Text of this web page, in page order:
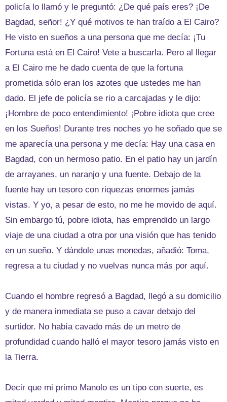
policía lo llamó y le preguntó: ¿De qué país eres? ¡De
Bagdad, señor! ¿Y qué motivos te han traído a El Cairo?
He visto en sueños a una persona que me decía: ¡Tu
Fortuna está en El Cairo! Vete a buscarla. Pero al llegar
a El Cairo me he dado cuenta de que la fortuna
prometida sólo eran los azotes que ustedes me han
dado. El jefe de policía se rio a carcajadas y le dijo:
¡Hombre de poco entendimiento! ¡Pobre idiota que cree
en los Sueños! Durante tres noches yo he soñado que se
me aparecía una persona y me decía: Hay una casa en
Bagdad, con un hermoso patio. En el patio hay un jardín
de arrayanes, un naranjo y una fuente. Debajo de la
fuente hay un tesoro con riquezas enormes jamás
vistas. Y yo, a pesar de esto, no me he movido de aquí.
Sin embargo tú, pobre idiota, has emprendido un largo
viaje de una ciudad a otra por una visión que has tenido
en un sueño. Y dándole unas monedas, añadió: Toma,
regresa a tu ciudad y no vuelvas nunca más por aquí.
Cuando el hombre regresó a Bagdad, llegó a su domicilio
y de manera inmediata se puso a cavar debajo del
surtidor. No había cavado más de un metro de
profundidad cuando halló el mayor tesoro jamás visto en
la Tierra.
Decir que mi primo Manolo es un tipo con suerte, es